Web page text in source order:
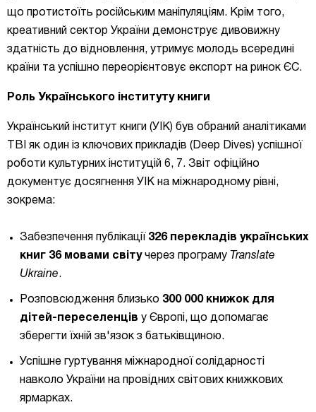
що протистоїть російським маніпуляціям. Крім того,
креативний сектор України демонструє дивовижну
здатність до відновлення, утримує молодь всередині
країни та успішно переорієнтовує експорт на ринок ЄС.
Роль Українського інституту книги
Український інститут книги (УІК) був обраний аналітиками
TBI як один із ключових прикладів (Deep Dives) успішної
роботи культурних інституцій 6, 7. Звіт офіційно
документує досягнення УІК на міжнародному рівні,
зокрема:
Забезпечення публікації 326 перекладів українських
книг 36 мовами світучерез програму Translate
Ukraine.
Розповсюдження близько 300 000 книжок для
дітей-переселенців у Європі, що допомагає
зберегти їхній зв'язок з батьківщиною.
Успішне гуртування міжнародної солідарності
навколо України на провідних світових книжкових
ярмарках.